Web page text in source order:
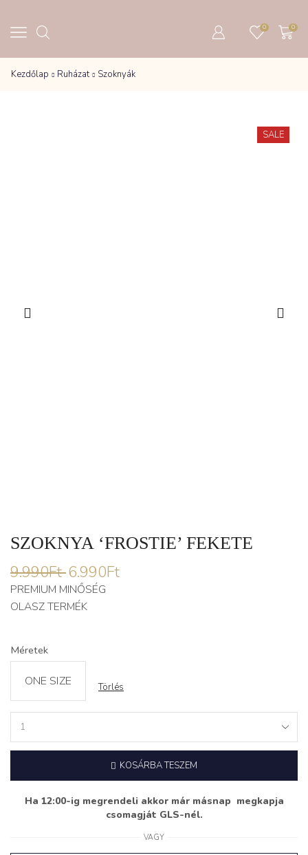
0 0
Kezdőlap Ruházat Szoknyák
SALE
SZOKNYA ‘FROSTIE’ FEKETE
9.990Ft 6.990Ft
PREMIUM MINŐSÉG
OLASZ TERMÉK
Méretek
ONE SIZE Törlés
‘FROSTIE’
quantity
KOSÁRBA TESZEM
Ha 12:00-ig megrendeli akkor már másnap megkapja
csomagját GLS-nél.
VAGY